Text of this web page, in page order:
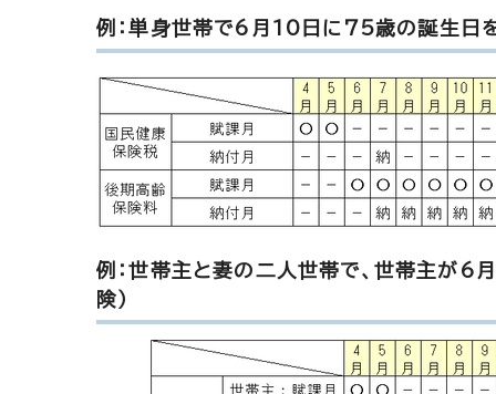
例：単身世帯で6月10日に75歳の誕生日
例：世帯主と妻の二人世帯で、世帯主が6
険）